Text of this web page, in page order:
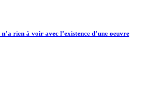
rien à voir avec l’existence d’une oeuvre